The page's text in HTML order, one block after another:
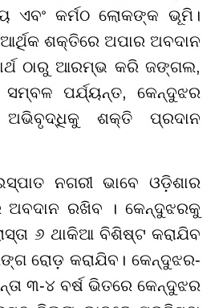
ଏବଂ କର୍ମଠ ଲୋକଙ୍କ ଭୂମି।
ଶକ୍ତିରେ ଅପାର ଅବଦାନ
ଠାରୁ ଆରମ୍ଭ କରି ଜଙ୍ଗଲ,
ପର୍ଯ୍ୟନ୍ତ, କେନ୍ଦୁଝର
ଅଭିବୃଦ୍ଧିକୁ ଶକ୍ତି ପ୍ରଦାନ
ନଗରୀ ଭାବେ ଓଡ଼ିଶାର
ଅବଦାନ ରଖିବ । କେନ୍ଦୁଝରକୁ
୬ ଥାକିଆ ବିଶିଷ୍ଟ କରାଯିବ
ରୋଡ଼ କରାଯିବ। କେନ୍ଦୁଝର-
୩-୪ ବର୍ଷ ଭିତରେ କେନ୍ଦୁଝର